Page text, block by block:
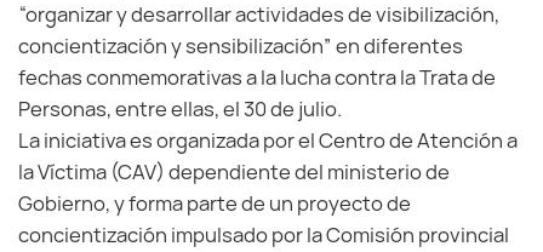
“organizar y desarrollar actividades de visibilización,
concientización y sensibilización” en diferentes
fechas conmemorativas a la lucha contra la Trata de
Personas, entre ellas, el 30 de julio.
La iniciativa es organizada por el Centro de Atención a
la Víctima (CAV) dependiente del ministerio de
Gobierno, y forma parte de un proyecto de
concientización impulsado por la Comisión provincial